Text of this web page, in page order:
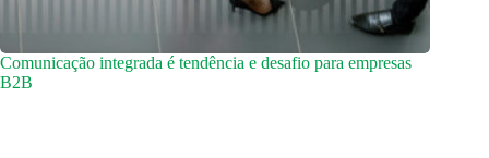
Comunicação integrada é tendência e desafio para empresas
B2B